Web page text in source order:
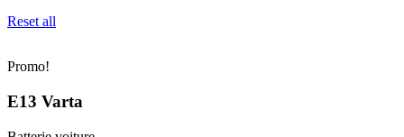
Reset all
Promo!
E13 Varta